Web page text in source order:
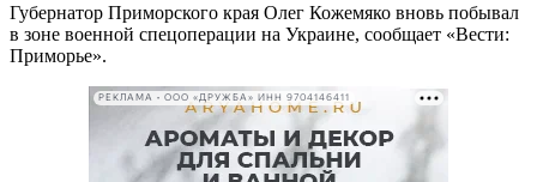
Губернатор Приморского края Олег Кожемяко вновь побывал
в зоне военной спецоперации на Украине, сообщает «Вести:
Приморье».
РЕКЛАМА • ООО «ДРУЖБА» ИНН 9704146411